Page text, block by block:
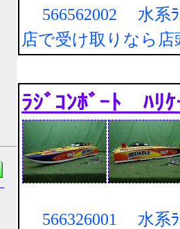
566562002 水系ﾗ
店で受け取りなら店
ﾗｼﾞｺﾝﾎﾞｰﾄ ﾊﾘ
566326001 水系ﾗ